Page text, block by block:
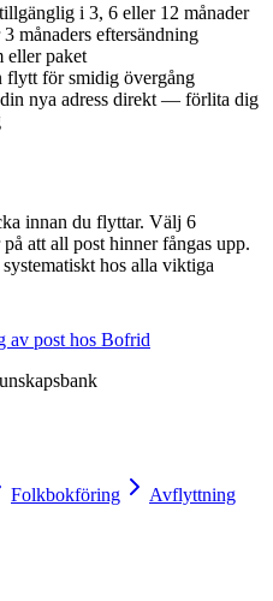
i 3, 6 eller 12 månader
månaders eftersändning
eller paket
flytt för smidig övergång
nya adress direkt — förlita dig
innan du flyttar. Välj 6
att all post hinner fångas upp.
hos alla viktiga
av post hos Bofrid
Folkbokföring
Avflyttning